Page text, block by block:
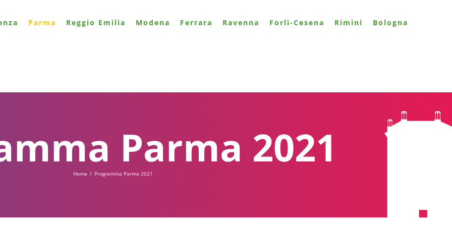
Parma Reggio Emilia Modena Ferrara Ravenna Forlì-Cesena Rimini Bologna
Parma 2021
Home / Programma Parma 2021